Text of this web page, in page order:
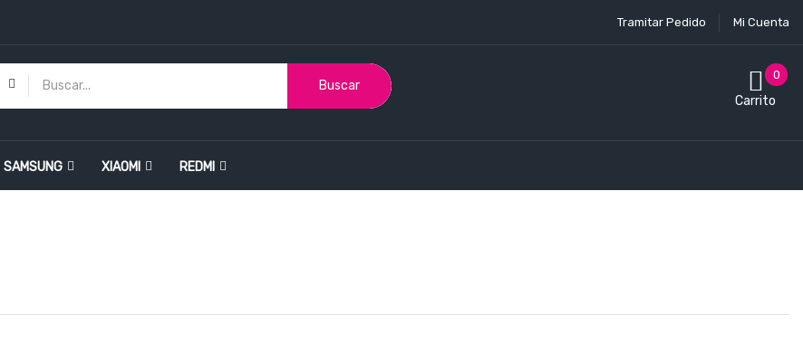
Mi Cuenta
Tramitar Pedido
Buscar
0
Carrito
SAMSUNG XIAOMI REDMI